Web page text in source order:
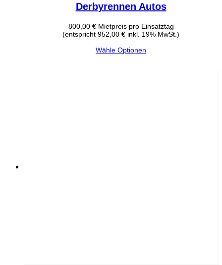
Derbyrennen Autos
800,00 €Mietpreis pro Einsatztag
(entspricht 952,00 € inkl. 19% MwSt.)
Wähle Optionen